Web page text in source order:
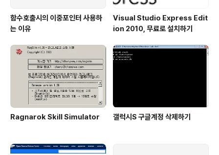
함수호출시의 이중포인터 사용하
는 이유
Visual Studio Express Edit
ion 2010, 무료로 설치하기
Ragnarok Skill Simulator 갤럭시S 구글계정 삭제하기